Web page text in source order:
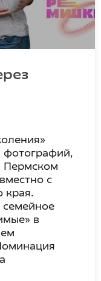
фотографий,
Пермском
с
края.
семейное
в